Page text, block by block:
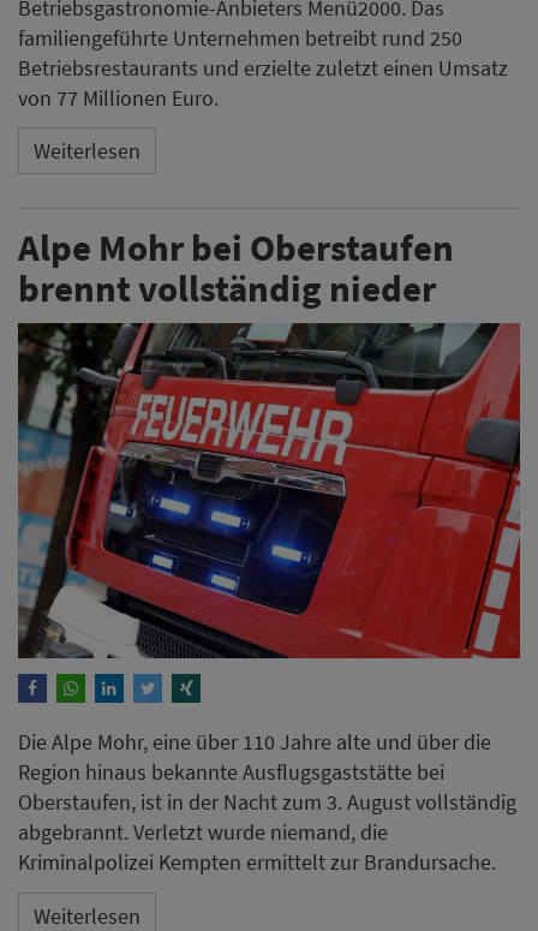
Betriebsgastronomie-Anbieters Menü2000. Das
familiengeführte Unternehmen betreibt rund 250
Betriebsrestaurants und erzielte zuletzt einen Umsatz
von 77 Millionen Euro.
Weiterlesen
Alpe Mohr bei Oberstaufen
brennt vollständig nieder
Die Alpe Mohr, eine über 110 Jahre alte und über die
Region hinaus bekannte Ausflugsgaststätte bei
Oberstaufen, ist in der Nacht zum 3. August vollständig
abgebrannt. Verletzt wurde niemand, die
Kriminalpolizei Kempten ermittelt zur Brandursache.
Weiterlesen